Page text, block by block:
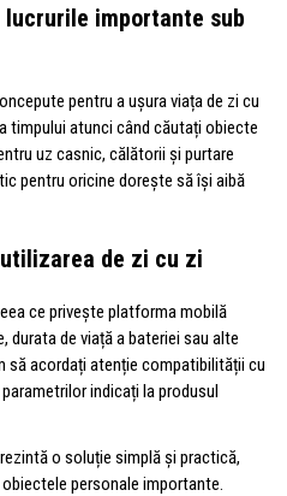
importante sub
pentru a ușura viața de zi cu
timpului atunci când căutați obiecte
uz casnic, călătorii și purtare
pentru oricine dorește să își aibă
de zi cu zi
ce privește platforma mobilă
durata de viață a bateriei sau alte
să acordați atenție compatibilității cu
indicați la produsul
o soluție simplă și practică,
personale importante.